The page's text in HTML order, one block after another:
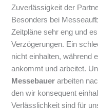
Zuverlässigkeit der
Besonders bei
Zeitpläne sehr eng und
Verzögerungen. Ein
nicht einhalten, während
ankommt und arbeitet.
Messebauer arbeiten
den wir konsequent
Verlässlichkeit sind für